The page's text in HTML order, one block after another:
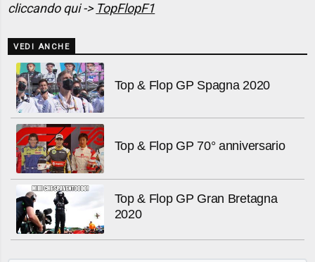
cliccando qui -> TopFlopF1
VEDI ANCHE
Top & Flop GP Spagna 2020
Top & Flop GP 70° anniversario
Top & Flop GP Gran Bretagna
2020